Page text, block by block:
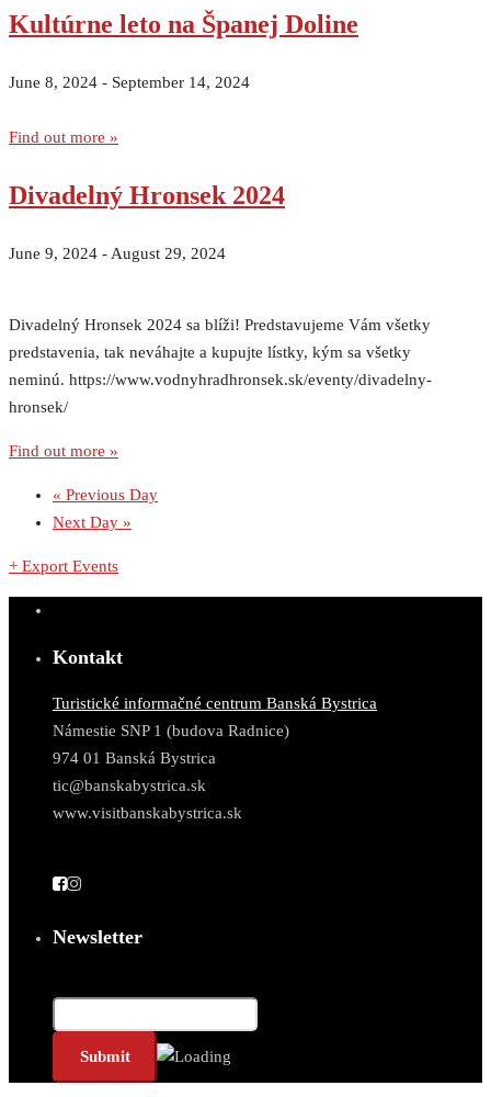
Kultúrne leto na Španej Doline
June 8, 2024 - September 14, 2024
Find out more »
Divadelný Hronsek 2024
June 9, 2024 -August 29, 2024
Divadelný Hronsek 2024 sa blíži! Predstavujeme Vám všetky
predstavenia, tak neváhajte a kupujte lístky, kým sa všetky
neminú. https://www.vodnyhradhronsek.sk/eventy/divadelny-
hronsek/
Find out more »
« Previous Day
Next Day »
+ Export Events
Kontakt
Turistické informačné centrum Banská Bystrica
Námestie SNP 1 (budova Radnice)
974 01 Banská Bystrica
tic@banskabystrica.sk
www.visitbanskabystrica.sk
Newsletter